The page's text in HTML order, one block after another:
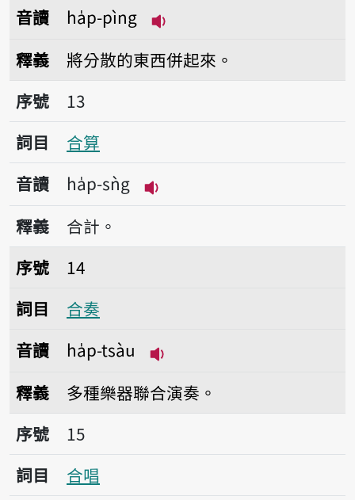
音讀
ha̍p-pìng
釋義
將分散的東西併起來。
序號13合算
序號
13
詞目
合算
音讀
ha̍p-sǹg
播放音讀ha̍p-sǹg
釋義
合計。
序號14合奏
序號
14
詞目
合奏
音讀
ha̍p-tsàu
釋義
多種樂器聯合演奏。
序號15合唱
序號
15
詞目
合唱